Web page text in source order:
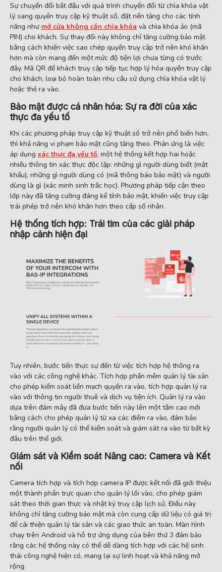
Sự chuyển đổi bắt đầu với quá trình chuyển đổi từ chìa khóa vật
lý sang quyền truy cập kỹ thuật số, đặt nền tảng cho các tính
năng như mở cửa không cần chìa khóa và chìa khóa ảo (mã
PIN) cho khách. Sự thay đổi này không chỉ tăng cường bảo mật
bằng cách khiến việc sao chép quyền truy cập trở nên khó khăn
hơn mà còn mang đến một mức độ tiện lợi chưa từng có trước
đây. Mã QR để khách truy cập tiếp tục hợp lý hóa quyền truy cập
cho khách, loại bỏ hoàn toàn nhu cầu sử dụng chìa khóa vật lý
hoặc thẻ ra vào.
Bảo mật được cá nhân hóa: Sự ra đời của xác
thực đa yếu tố
Khi các phương pháp truy cập kỹ thuật số trở nên phổ biến hơn,
thì khả năng vi phạm bảo mật cũng tăng theo. Phản ứng là việc
áp dụng xác thực đa yếu tố, một hệ thống kết hợp hai hoặc
nhiều thông tin xác thực độc lập: những gì người dùng biết (mật
khẩu), những gì người dùng có (mã thông báo bảo mật) và người
dùng là gì (xác minh sinh trắc học). Phương pháp tiếp cận theo
lớp này đã tăng cường đáng kể tính bảo mật, khiến việc truy cập
trái phép trở nên khó khăn hơn theo cấp số nhân.
Hệ thống tích hợp: Trái tim của các giải pháp
nhập cảnh hiện đại
Tuy nhiên, bước tiến thực sự đến từ việc tích hợp hệ thống ra
vào với các công nghệ khác. Tích hợp phần mềm quản lý tài sản
cho phép kiểm soát liền mạch quyền ra vào, tích hợp quản lý ra
vào với thông tin người thuê và dịch vụ tiện ích. Quản lý ra vào
dựa trên đám mây đã đưa bước tiến này lên một tầm cao mới
bằng cách cho phép quản lý từ xa các điểm ra vào, đảm bảo
rằng người quản lý có thể kiểm soát và giám sát ra vào từ bất kỳ
đâu trên thế giới.
Giám sát và Kiểm soát Nâng cao: Camera và Kết
nối
Camera tích hợp và tích hợp camera IP được kết nối đã giới thiệu
một thành phần trực quan cho quản lý lối vào, cho phép giám
sát theo thời gian thực và nhật ký truy cập lịch sử. Điều này
không chỉ tăng cường bảo mật mà còn cung cấp dữ liệu có giá trị
để cải thiện quản lý tài sản và các giao thức an toàn. Màn hình
chạy trên Android và hỗ trợ ứng dụng của bên thứ 3 đảm bảo
rằng các hệ thống này có thể dễ dàng tích hợp với các hệ sinh
thái công nghệ hiện có, mang lại sự linh hoạt và khả năng mở
rộng.